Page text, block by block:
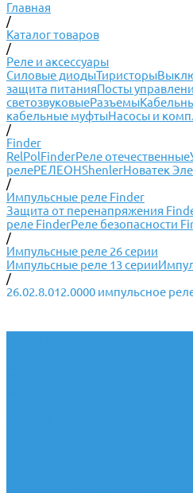
Главная
/
Каталог товаров
/
Реле и аксессуары
Силовые диодыТиристоры
защита питанияПосты
светозвуковыеРазъемы
кабельные муфтыНасосы и
/
Finder
RelPolFinderРеле отечественные
релеРЕЛЕОНShenlerНоватек
/
Импульсные реле Finder
Защита от перенапряжения
реле FinderРеле безопасности
/
Импульсные реле 26 серии
Импульсные реле 13 серии
/
26.02.8.012.0000 импульсное